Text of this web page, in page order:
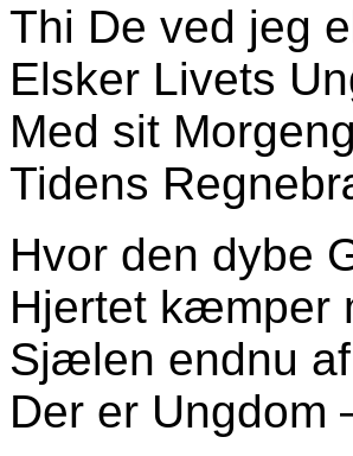
Thi De ved jeg
Elsker Livets
Med sit
Tidens
Hvor den dybe
Hjertet kæmper
Sjælen endnu
Der er Ungdom